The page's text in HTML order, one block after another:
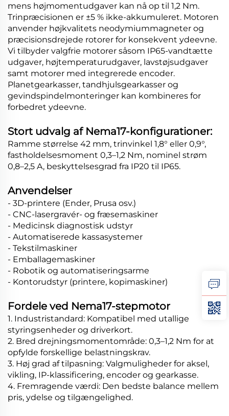
mens højmomentudgaver kan nå op til 1,2 Nm.
Trinpræcisionen er ±5 % ikke-akkumuleret. Motoren
anvender højkvalitets neodymiummagneter og
præcisionsdrejede rotorer for konsekvent ydeevne.
Vi tilbyder valgfrie motorer såsom IP65-vandtætte
udgaver, højtemperaturudgaver, lavstøjsudgaver
samt motorer med integrerede encoder.
Planetgearkasser, tandhjulsgearkasser og
gevindspindelmonteringer kan kombineres for
forbedret ydeevne.
Stort udvalg af Nema17-konfigurationer:
Ramme størrelse 42 mm, trinvinkel 1,8° eller 0,9°,
fastholdelsesmoment 0,3–1,2 Nm, nominel strøm
0,8–2,5 A, beskyttelsesgrad fra IP20 til IP65.
Anvendelser
- 3D-printere (Ender, Prusa osv.)
- CNC-lasergravér- og fræsemaskiner
- Medicinsk diagnostisk udstyr
- Automatiserede kassasystemer
- Tekstilmaskiner
- Emballagemaskiner
- Robotik og automatiseringsarme
- Kontorudstyr (printere, kopimaskiner)
Fordele ved Nema17-stepmotor
1. Industristandard: Kompatibel med utallige
styringsenheder og driverkort.
2. Bred drejningsmomentområde: 0,3–1,2 Nm for at
opfylde forskellige belastningskrav.
3. Høj grad af tilpasning: Valgmuligheder for aksel,
vikling, IP-klassificering, encoder og gearkasse.
4. Fremragende værdi: Den bedste balance mellem
pris, ydelse og tilgængelighed.